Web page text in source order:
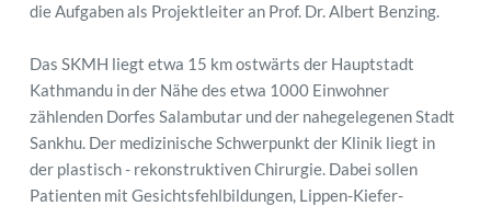
die Aufgaben als Projektleiter an Prof. Dr. Albert Benzing.
Das SKMH liegt etwa 15 km ostwärts der Hauptstadt
Kathmandu in der Nähe des etwa 1000 Einwohner
zählenden Dorfes Salambutar und der nahegelegenen Stadt
Sankhu. Der medizinische Schwerpunkt der Klinik liegt in
der plastisch - rekonstruktiven Chirurgie. Dabei sollen
Patienten mit Gesichtsfehlbildungen, Lippen-Kiefer-